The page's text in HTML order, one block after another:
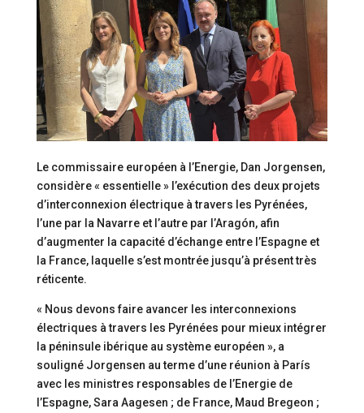
Le commissaire européen à l’Energie, Dan Jorgensen,
considère « essentielle » l’exécution des deux projets
d’interconnexion électrique à travers les Pyrénées,
l’une par la Navarre et l’autre par l’Aragón, afin
d’augmenter la capacité d’échange entre l’Espagne et
la France, laquelle s’est montrée jusqu’à présent très
réticente.
« Nous devons faire avancer les interconnexions
électriques à travers les Pyrénées pour mieux intégrer
la péninsule ibérique au système européen », a
souligné Jorgensen au terme d’une réunion à París
avec les ministres responsables de l’Energie de
l’Espagne, Sara Aagesen ; de France, Maud Bregeon ;